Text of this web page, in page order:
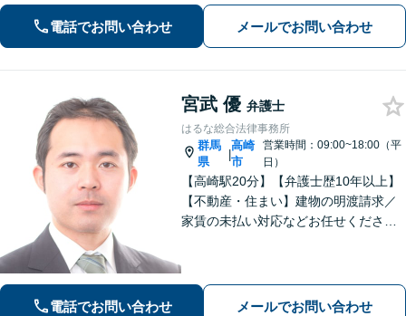
電話でお問い合わせ メールでお問い合わせ
宮武 優 弁護士
はるな総合法律事務所
群馬
県
|
高崎
市
営業時間：09:00~18:00（平
日）
【高崎駅20分】【弁護士歴10年以上】
【不動産・住まい】建物の明渡請求／
家賃の未払い対応などお任せくださ
気軽にご相談ください。
電話でお問い合わせ メールでお問い合わせ